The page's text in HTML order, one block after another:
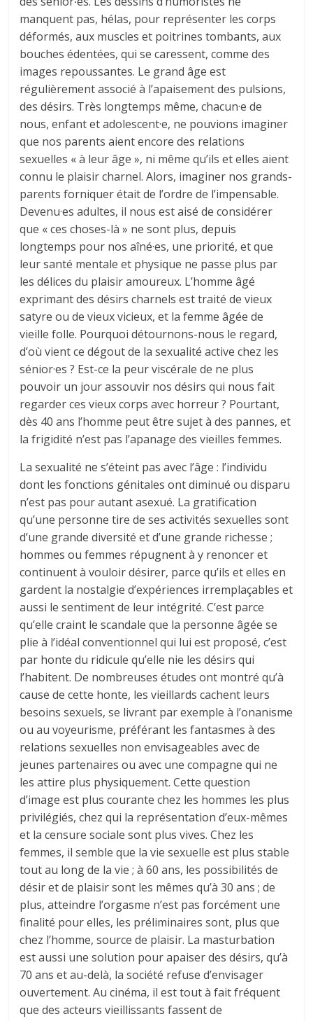
manquent pas, hélas, pour représenter les corps
déformés, aux muscles et poitrines tombants, aux
bouches édentées, qui se caressent, comme des
images repoussantes. Le grand âge est
régulièrement associé à l’apaisement des pulsions,
des désirs. Très longtemps même, chacun·e de
nous, enfant et adolescent·e, ne pouvions imaginer
que nos parents aient encore des relations
sexuelles « à leur âge », ni même qu’ils et elles aient
connu le plaisir charnel. Alors, imaginer nos grands-
parents forniquer était de l’ordre de l’impensable.
Devenu·es adultes, il nous est aisé de considérer
que « ces choses-là » ne sont plus, depuis
longtemps pour nos aîné·es, une priorité, et que
leur santé mentale et physique ne passe plus par
les délices du plaisir amoureux. L’homme âgé
exprimant des désirs charnels est traité de vieux
satyre ou de vieux vicieux, et la femme âgée de
vieille folle. Pourquoi détournons-nous le regard,
d’où vient ce dégout de la sexualité active chez les
sénior·es ? Est-ce la peur viscérale de ne plus
pouvoir un jour assouvir nos désirs qui nous fait
regarder ces vieux corps avec horreur ? Pourtant,
dès 40 ans l’homme peut être sujet à des pannes, et
la frigidité n’est pas l’apanage des vieilles femmes.
La sexualité ne s’éteint pas avec l’âge : l’individu
dont les fonctions génitales ont diminué ou disparu
n’est pas pour autant asexué. La gratification
qu’une personne tire de ses activités sexuelles sont
d’une grande diversité et d’une grande richesse ;
hommes ou femmes répugnent à y renoncer et
continuent à vouloir désirer, parce qu’ils et elles en
gardent la nostalgie d’expériences irremplaçables et
aussi le sentiment de leur intégrité. C’est parce
qu’elle craint le scandale que la personne âgée se
plie à l’idéal conventionnel qui lui est proposé, c’est
par honte du ridicule qu’elle nie les désirs qui
l’habitent. De nombreuses études ont montré qu’à
cause de cette honte, les vieillards cachent leurs
besoins sexuels, se livrant par exemple à l’onanisme
ou au voyeurisme, préférant les fantasmes à des
relations sexuelles non envisageables avec de
jeunes partenaires ou avec une compagne qui ne
les attire plus physiquement. Cette question
d’image est plus courante chez les hommes les plus
privilégiés, chez qui la représentation d’eux-mêmes
et la censure sociale sont plus vives. Chez les
femmes, il semble que la vie sexuelle est plus stable
tout au long de la vie ; à 60 ans, les possibilités de
désir et de plaisir sont les mêmes qu’à 30 ans ; de
plus, atteindre l’orgasme n’est pas forcément une
finalité pour elles, les préliminaires sont, plus que
chez l’homme, source de plaisir. La masturbation
est aussi une solution pour apaiser des désirs, qu’à
70 ans et au-delà, la société refuse d’envisager
ouvertement. Au cinéma, il est tout à fait fréquent
que des acteurs vieillissants fassent de